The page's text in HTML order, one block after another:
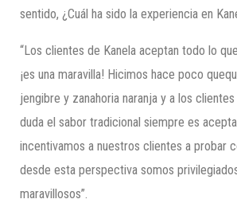
sentido, ¿Cuál ha sido la experiencia en
“Los clientes de Kanela aceptan todo lo
¡es una maravilla! Hicimos hace poco
jengibre y zanahoria naranja y a los
duda el sabor tradicional siempre es
incentivamos a nuestros clientes a probar
desde esta perspectiva somos
maravillosos”.